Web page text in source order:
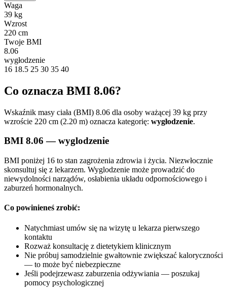
Waga
39 kg
Wzrost
220 cm
Twoje BMI
8.06
wygłodzenie
16 18.5 25 30 35 40
Co oznacza BMI 8.06?
Wskaźnik masy ciała (BMI) 8.06 dla osoby ważącej 39 kg przy
wzroście 220 cm (2.20 m) oznacza kategorię: wygłodzenie.
BMI 8.06 — wyglodzenie
BMI poniżej 16 to stan zagrożenia zdrowia i życia. Niezwłocznie
skonsultuj się z lekarzem. Wyglodzenie może prowadzić do
niewydolności narządów, osłabienia układu odpornościowego i
zaburzeń hormonalnych.
Co powinieneś zrobić:
Natychmiast umów się na wizytę u lekarza pierwszego
kontaktu
Rozważ konsultację z dietetykiem klinicznym
Nie próbuj samodzielnie gwałtownie zwiększać kaloryczności
— to może być niebezpieczne
Jeśli podejrzewasz zaburzenia odżywiania — poszukaj
pomocy psychologicznej